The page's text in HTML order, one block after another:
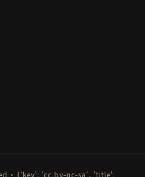
· {'key': 'cc.by-nc-sa', 'title':